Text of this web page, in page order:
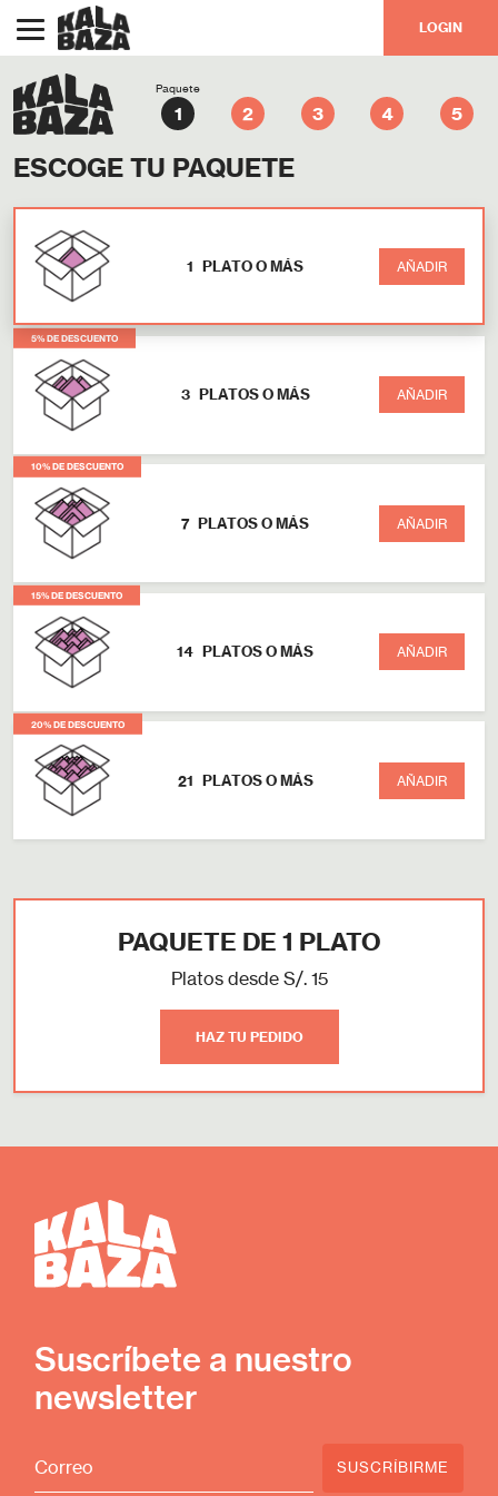
LOGIN
Paquete
ESCOGE TU PAQUETE
1 PLATO O MÁS AÑADIR
5% DE DESCUENTO
3 PLATOS O MÁS AÑADIR
10% DE DESCUENTO
7 PLATOS O MÁS AÑADIR
15% DE DESCUENTO
14 PLATOS O MÁS AÑADIR
20% DE DESCUENTO
21 PLATOS O MÁS AÑADIR
PAQUETE DE 1 PLATO
Platos desde S/. 15
HAZ TU PEDIDO
Suscríbete a nuestro
newsletter
SUSCRÍBIRME